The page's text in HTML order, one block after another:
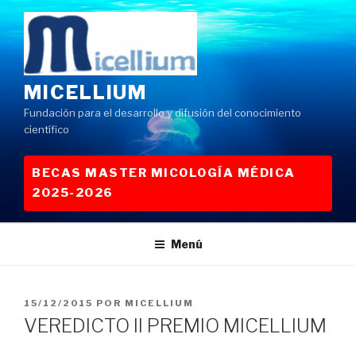
Saltar
al
contenido
MICELLIUM
Fundación para el desarrollo y difusión del conocimiento
científico
BECAS MASTER MICOLOGÍA MÉDICA
2025-2026
Menú
PUBLICADO
EL
15/12/2015 POR MICELLIUM
VEREDICTO II PREMIO MICELLIUM